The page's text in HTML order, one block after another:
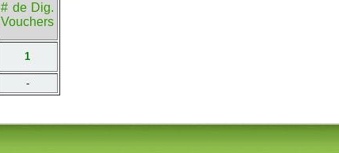
# de Dig.
Vouchers
1
-